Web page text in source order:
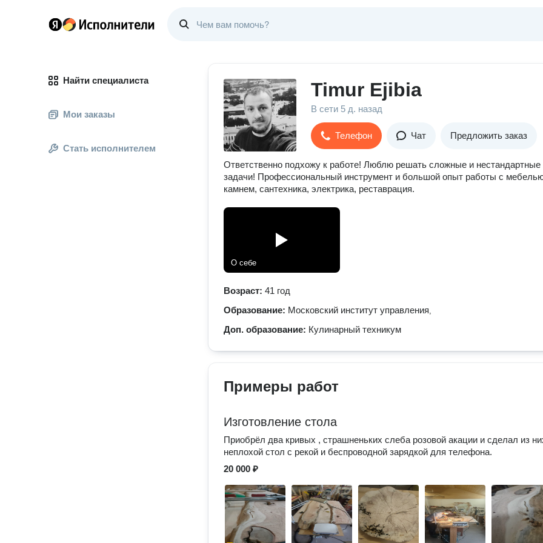
Найти специалиста
Мои заказы
Стать исполнителем
Timur Ejibia
В сети 5 д. назад
Телефон Чат Предложить заказ
Ответственно подхожу к работе! Люблю решать сложные и нестандартные
задачи! Профессиональный инструмент и большой опыт работы с
камнем, сантехника, электрика, реставрация.
О себе
Возраст: 41 год
Образование: Московский институт управления,
Доп. образование: Кулинарный техникум
Примеры работ
Изготовление стола
Приобрёл два кривых , страшненьких слеба розовой акации и сделал из
неплохой стол с рекой и беспроводной зарядкой для телефона.
20 000 ₽